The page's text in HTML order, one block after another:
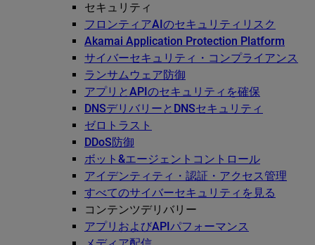
セキュリティ
フロンティアAIのセキュリティリスク
Akamai Application Protection Platform
サイバーセキュリティ・コンプライアンス
ランサムウェア防御
アプリとAPIのセキュリティを確保
DNSデリバリーとDNSセキュリティ
ゼロトラスト
DDoS防御
ボット&エージェントコントロール
アイデンティティ・認証・アクセス管理
すべてのサイバーセキュリティを見る
コンテンツデリバリー
アプリおよびAPIパフォーマンス